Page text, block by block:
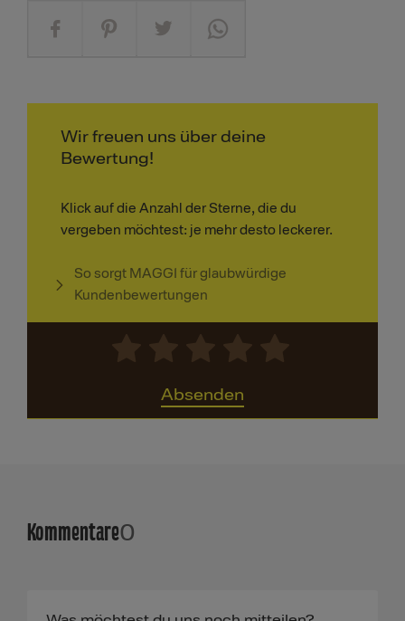
Wir freuen uns über deine
Bewertung!
Klick auf die Anzahl der Sterne, die du
vergeben möchtest: je mehr desto leckerer.
So sorgt MAGGI für glaubwürdige
Kundenbewertungen
Absenden
Kommentare0